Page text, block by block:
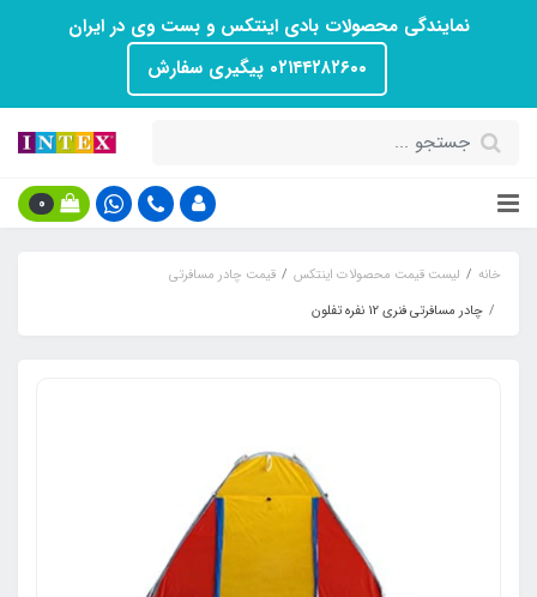
نمایندگی محصولات بادی اینتکس و بست وی در ایران
۰۲۱۴۴۲۸۲۶۰۰ پیگیری سفارش
0
خانه لیست قیمت محصولات اینتکس
قیمت چادر مسافرتی
چادر مسافرتی فنری 12 نفره تفلون